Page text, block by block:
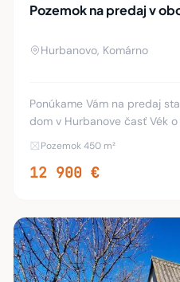
Pozemok na predaj v
Hurbanovo, Komárno
Ponúkame Vám na predaj stavebný pozemok
dom v Hurbanove časť Vék o
Pozemok 450 m²
12 900 €